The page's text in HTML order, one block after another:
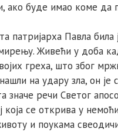
ако буде имао коме да
патријарха Павла
Живећи у доба
греха, што због
на удару зла, он је
значе речи Светог
која се открива у
и поукама